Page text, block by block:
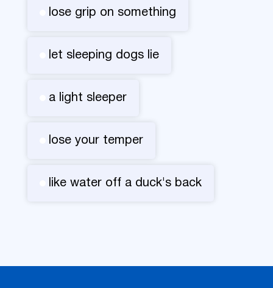
lose grip on something
let sleeping dogs lie
a light sleeper
lose your temper
like water off a duck's back